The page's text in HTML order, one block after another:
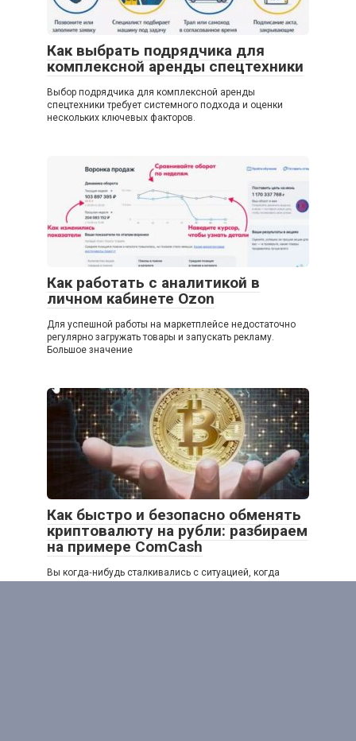
Как выбрать подрядчика для
комплексной аренды спецтехники
Выбор подрядчика для комплексной аренды
спецтехники требует системного подхода и оценки
нескольких ключевых факторов.
Как работать с аналитикой в
личном кабинете Ozon
Для успешной работы на маркетплейсе недостаточно
регулярно загружать товары и запускать рекламу.
Большое значение
Как быстро и безопасно обменять
криптовалюту на рубли: разбираем
на примере ComCash
Вы когда‑нибудь сталкивались с ситуацией, когда